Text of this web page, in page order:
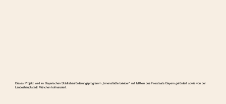
Dieses Projekt wird im Bayerischen Städtebauförderungspro­gramm „Innenstädte beleben“ mit Mitteln des Freistaats Bayern gefördert sowie von der
Landeshauptstadt München kofinanziert.